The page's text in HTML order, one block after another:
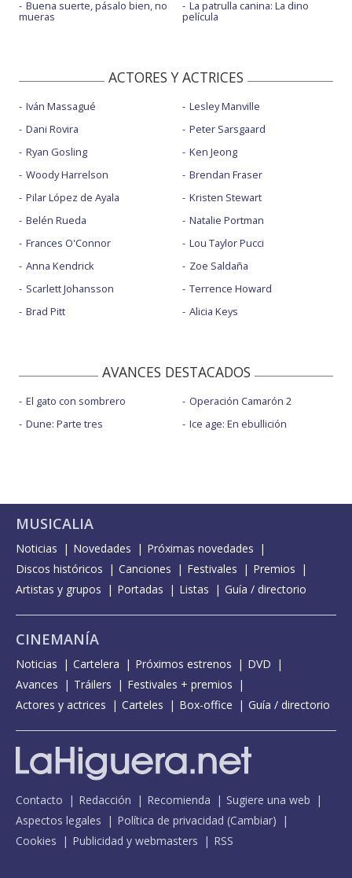
Buena suerte, pásalo bien, no
mueras
La patrulla canina: La dino
película
ACTORES Y ACTRICES
Iván Massagué
Dani Rovira
Ryan Gosling
Woody Harrelson
Pilar López de Ayala
Belén Rueda
Frances O'Connor
Anna Kendrick
Scarlett Johansson
Brad Pitt
Lesley Manville
Peter Sarsgaard
Ken Jeong
Brendan Fraser
Kristen Stewart
Natalie Portman
Lou Taylor Pucci
Zoe Saldaña
Terrence Howard
Alicia Keys
AVANCES DESTACADOS
El gato con sombrero
Dune: Parte tres
Operación Camarón 2
Ice age: En ebullición
MUSICALIA
Noticias Novedades
Próximas novedades
Discos históricos
Canciones Festivales
Premios
Artistas y grupos
Portadas Listas Guía / directorio
CINEMANÍA
Noticias Cartelera Próximos estrenos
DVD
Avances
Tráilers
Festivales + premios
Actores y actrices
Carteles Box-office Guía / directorio
Contacto Redacción Recomienda
Sugiere una web
Aspectos legales
Política de privacidad (Cambiar)
Cookies
Publicidad y webmasters RSS